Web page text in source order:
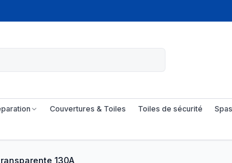
Couvertures & Toiles Toiles de sécurité
130A